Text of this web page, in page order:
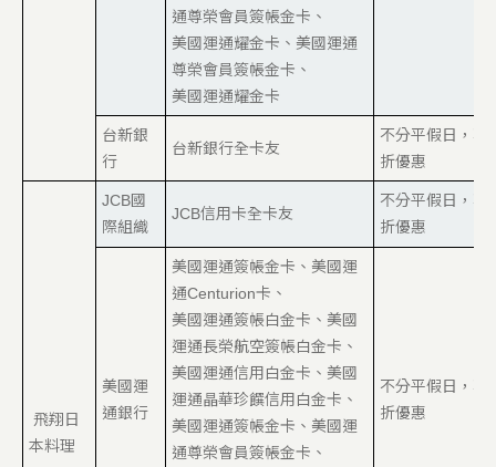
通尊榮會員簽帳金卡、
美國運通耀金卡、美國運通
尊榮會員簽帳金卡、
美國運通耀金卡
台新銀
行
台新銀行全卡友
不分平假日，享
折優惠
飛翔日
本料理
JCB國
際組織
JCB信用卡全卡友
不分平假日，享
折優惠
美國運
通銀行
美國運通簽帳金卡、美國運
通Centurion卡、
美國運通簽帳白金卡、美國
運通長榮航空簽帳白金卡、
美國運通信用白金卡、美國
運通晶華珍饌信用白金卡、
美國運通簽帳金卡、美國運
通尊榮會員簽帳金卡、
不分平假日，享
折優惠